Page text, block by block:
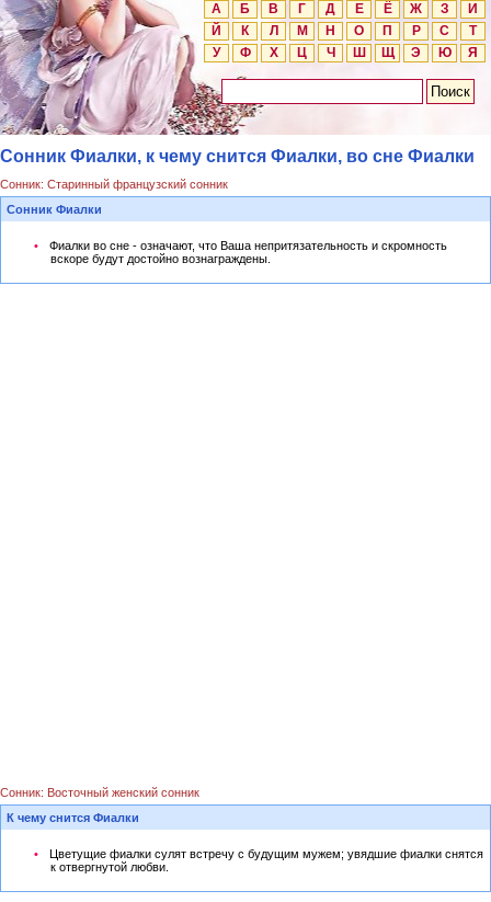
А Б В Г Д Е Ё Ж З
И
Й
К Л М Н О П Р С
Т
У
Ф Х Ц Ч Ш Щ Э Ю Я
Сонник Фиалки, к чему снится Фиалки, во сне Фиалки
Сонник: Старинный французский сонник
Сонник Фиалки
Фиалки во сне - означают, что Ваша непритязательность и скромность
вскоре будут достойно вознаграждены.
Сонник: Восточный женский сонник
К чему снится Фиалки
Цветущие фиалки сулят встречу с будущим мужем; увядшие фиалки снятся
к отвергнутой любви.